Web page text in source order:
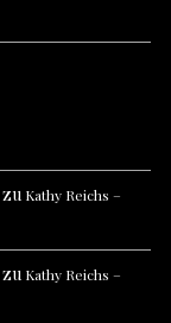
zu Kathy Reichs –
zu Kathy Reichs –